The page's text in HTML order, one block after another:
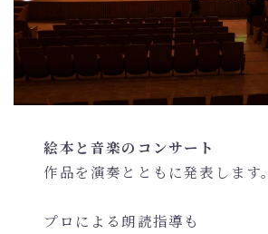
絵本と音楽のコンサート
作品を演奏とともに発表します。
プロによる朗読指導も